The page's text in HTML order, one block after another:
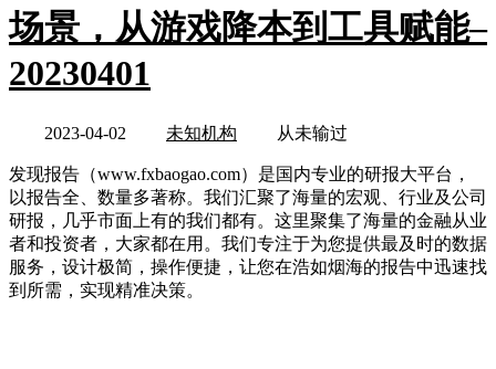
场景，从游戏降本到工具赋能–
20230401
2023-04-02 未知机构 从未输过
发现报告（www.fxbaogao.com）是国内专业的研报大平台，
以报告全、数量多著称。我们汇聚了海量的宏观、行业及公司
研报，几乎市面上有的我们都有。这里聚集了海量的金融从业
者和投资者，大家都在用。我们专注于为您提供最及时的数据
服务，设计极简，操作便捷，让您在浩如烟海的报告中迅速找
到所需，实现精准决策。